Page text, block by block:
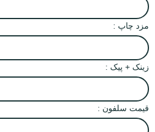
مزد چاپ :
زینک + پیک :
قیمت سلفون :